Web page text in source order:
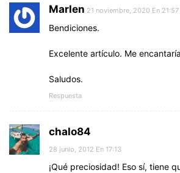
Marlen 21 noviembre, 2020 En 21:57
Bendiciones.
Excelente artículo. Me
Saludos.
Respuesta
chalo84
28 junio, 2012 En 17:13
¡Qué preciosidad! Eso sí, tiene